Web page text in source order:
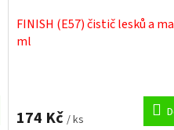
FINISH (E57) čistič lesků a
ml
174 Kč / ks